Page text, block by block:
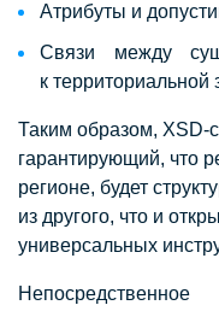
Атрибуты и
Связи между
к территориальной
Таким образом, XSD-
гарантирующий, что
регионе, будет
из другого, что и
универсальных